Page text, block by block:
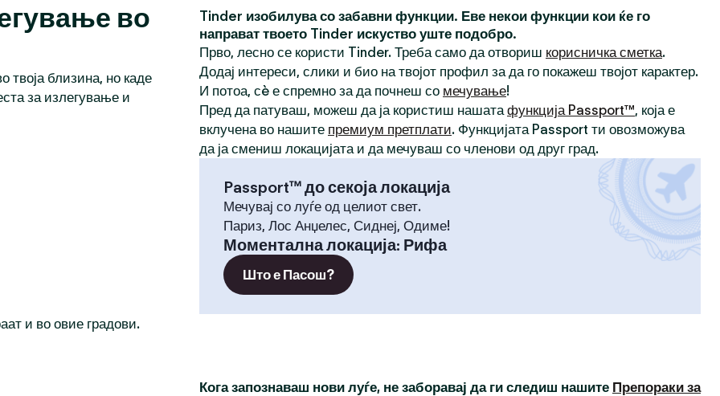
во
твоја близина, но каде
за излегување и
и во овие градови.
Tinder изобилува со забавни функции. Еве некои функции кои ќе го
направат твоето Tinder искуство уште подобро.
Прво, лесно се користи Tinder. Треба само да отвориш корисничка сметка.
Додај интереси, слики и био на твојот профил за да го покажеш твојот карактер.
И потоа, сè е спремно за да почнеш со мечување!
Пред да патуваш, можеш да ја користиш нашатафункција Passport™, која е
вклучена во нашите премиум претплати. Функцијата Passport ти овозможува
да ја смениш локацијата и да мечуваш со членови од друг град.
Passport™ до секоја локација
Мечувај со луѓе од целиот свет.
Париз, Лос Анџелес, Сиднеј, Одиме!
Моментална локација: Рифа
Што е Пасош?
Кога запознаваш нови луѓе, не заборавај да ги следиш нашите Препораки за